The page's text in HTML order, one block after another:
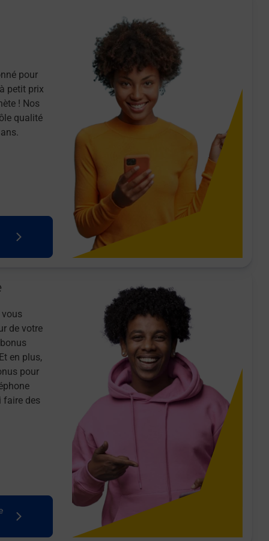
pour
petit prix
! Nos
qualité
vous
de votre
en plus,
pour
faire des